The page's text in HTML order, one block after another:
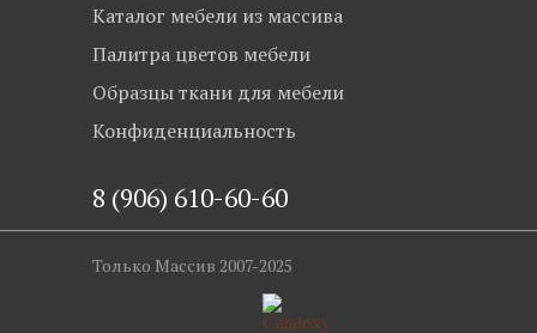
8 (906) 610-60-60
Каталог мебели из массива
Палитра цветов мебели
Образцы ткани для мебели
Конфиденциальность
Только Массив 2007-2025